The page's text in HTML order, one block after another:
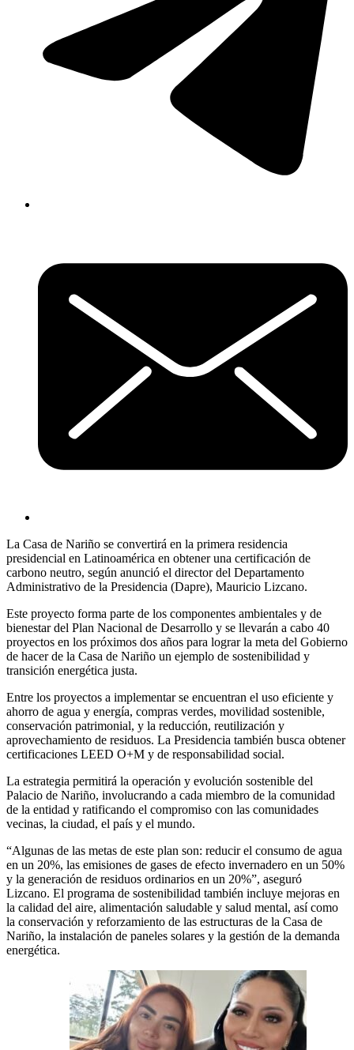
La Casa de Nariño se convertirá en la primera residencia
presidencial en Latinoamérica en obtener una certificación de
carbono neutro, según anunció el director del Departamento
Administrativo de la Presidencia (Dapre), Mauricio Lizcano.
Este proyecto forma parte de los componentes ambientales y de
bienestar del Plan Nacional de Desarrollo y se llevarán a cabo 40
proyectos en los próximos dos años para lograr la meta del Gobierno
de hacer de la Casa de Nariño un ejemplo de sostenibilidad y
transición energética justa.
Entre los proyectos a implementar se encuentran el uso eficiente y
ahorro de agua y energía, compras verdes, movilidad sostenible,
conservación patrimonial, y la reducción, reutilización y
aprovechamiento de residuos. La Presidencia también busca obtener
certificaciones LEED O+M y de responsabilidad social.
La estrategia permitirá la operación y evolución sostenible del
Palacio de Nariño, involucrando a cada miembro de la comunidad
de la entidad y ratificando el compromiso con las comunidades
vecinas, la ciudad, el país y el mundo.
“Algunas de las metas de este plan son: reducir el consumo de agua
en un 20%, las emisiones de gases de efecto invernadero en un 50%
y la generación de residuos ordinarios en un 20%”, aseguró
Lizcano. El programa de sostenibilidad también incluye mejoras en
la calidad del aire, alimentación saludable y salud mental, así como
la conservación y reforzamiento de las estructuras de la Casa de
Nariño, la instalación de paneles solares y la gestión de la demanda
energética.